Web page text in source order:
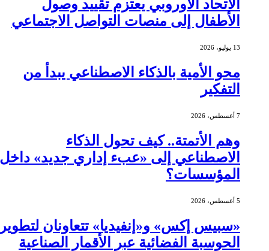
الاتحاد الأوروبي يعتزم تقييد وصول
الأطفال إلى منصات التواصل الاجتماعي
13 يوليو، 2026
محو الأمية بالذكاء الاصطناعي يبدأ من
التفكير
7 أغسطس، 2026
وهم الأتمتة.. كيف تحول الذكاء
الاصطناعي إلى «عبء إداري جديد» داخل
المؤسسات؟
5 أغسطس، 2026
«سبيس إكس» و«إنفيديا» تتعاونان لتطوير
الحوسبة الفضائية عبر الأقمار الصناعية